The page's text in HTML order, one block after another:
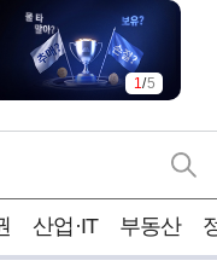
1/5
산업·IT 부동산